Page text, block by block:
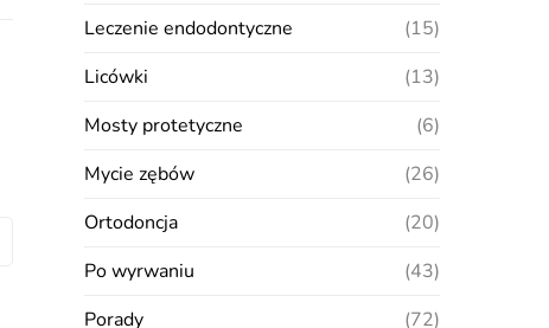
Leczenie endodontyczne
(15)
Licówki
(13)
Mosty protetyczne
(6)
Mycie zębów
(26)
Ortodoncja
(20)
Po wyrwaniu
(43)
Porady
(72)